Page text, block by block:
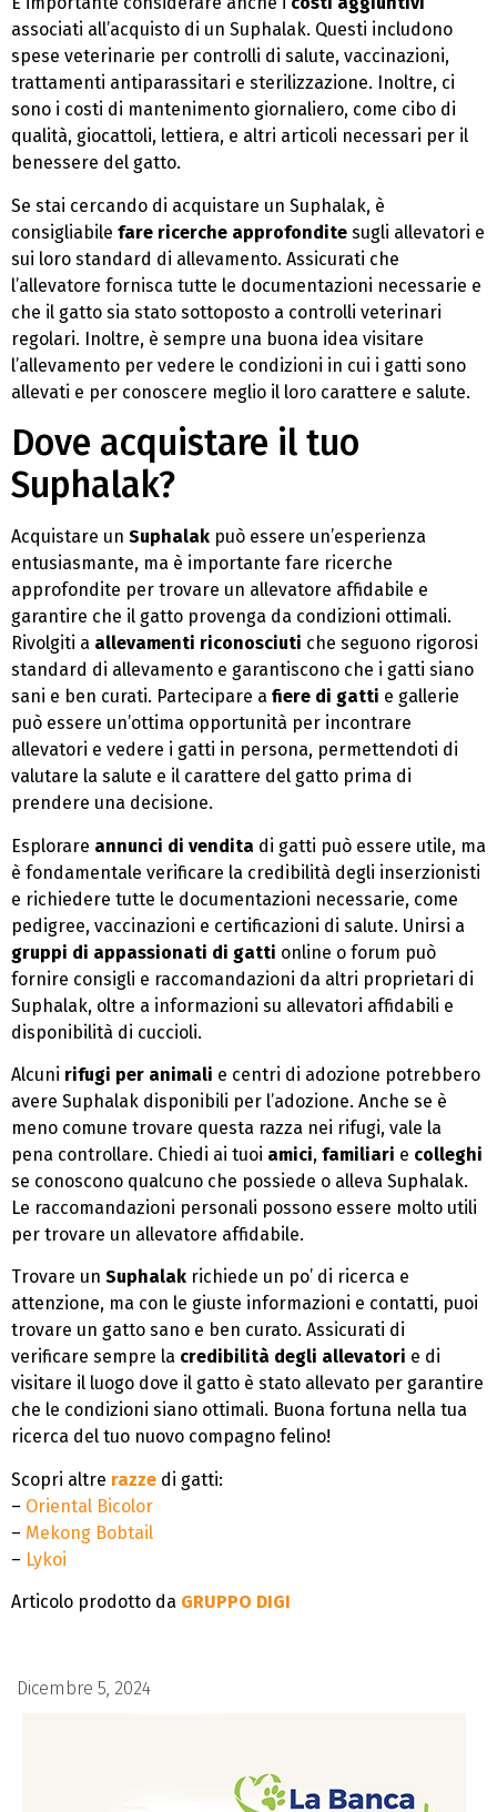
associati all’acquisto di un Suphalak. Questi includono
spese veterinarie per controlli di salute, vaccinazioni,
trattamenti antiparassitari e sterilizzazione. Inoltre, ci
sono i costi di mantenimento giornaliero, come cibo di
qualità, giocattoli, lettiera, e altri articoli necessari per il
benessere del gatto.
Se stai cercando di acquistare un Suphalak, è
consigliabile fare ricerche approfondite sugli allevatori e
sui loro standard di allevamento. Assicurati che
l’allevatore fornisca tutte le documentazioni necessarie e
che il gatto sia stato sottoposto a controlli veterinari
regolari. Inoltre, è sempre una buona idea visitare
l’allevamento per vedere le condizioni in cui i gatti sono
allevati e per conoscere meglio il loro carattere e salute.
Dove acquistare il tuo
Suphalak?
Acquistare un Suphalak può essere un’esperienza
entusiasmante, ma è importante fare ricerche
approfondite per trovare un allevatore affidabile e
garantire che il gatto provenga da condizioni ottimali.
Rivolgiti a allevamenti riconosciuti che seguono rigorosi
standard di allevamento e garantiscono che i gatti siano
sani e ben curati. Partecipare a fiere di gatti e gallerie
può essere un’ottima opportunità per incontrare
allevatori e vedere i gatti in persona, permettendoti di
valutare la salute e il carattere del gatto prima di
prendere una decisione.
Esplorare annunci di vendita di gatti può essere utile, ma
è fondamentale verificare la credibilità degli inserzionisti
e richiedere tutte le documentazioni necessarie, come
pedigree, vaccinazioni e certificazioni di salute. Unirsi a
gruppi di appassionati di gatti online o forum può
fornire consigli e raccomandazioni da altri proprietari di
Suphalak, oltre a informazioni su allevatori affidabili e
disponibilità di cuccioli.
Alcuni rifugi per animali e centri di adozione potrebbero
avere Suphalak disponibili per l’adozione. Anche se è
meno comune trovare questa razza nei rifugi, vale la
pena controllare. Chiedi ai tuoi amici, familiari e colleghi
se conoscono qualcuno che possiede o alleva Suphalak.
Le raccomandazioni personali possono essere molto utili
per trovare un allevatore affidabile.
Trovare un Suphalak richiede un po’ di ricerca e
attenzione, ma con le giuste informazioni e contatti, puoi
trovare un gatto sano e ben curato. Assicurati di
verificare sempre la credibilità degli allevatori e di
visitare il luogo dove il gatto è stato allevato per garantire
che le condizioni siano ottimali. Buona fortuna nella tua
ricerca del tuo nuovo compagno felino!
Scopri altre razze di gatti:
– Oriental Bicolor
– Mekong Bobtail
– Lykoi
Articolo prodotto da GRUPPO DIGI
Dicembre 5, 2024